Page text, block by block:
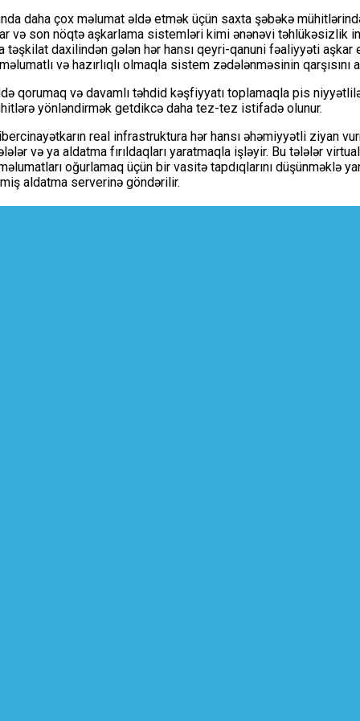
daha çox məlumat əldə etmək üçün saxta şəbəkə
və son nöqtə aşkarlama sistemləri kimi ənənəvi təhlükəsizlik
daxilindən gələn hər hansı qeyri-qanuni fəaliyyəti
və hazırlıqlı olmaqla sistem zədələnməsinin qarşısını
qorumaq və davamlı təhdid kəşfiyyatı toplamaqla pis
yönləndirmək getdikcə daha tez-tez istifadə olunur.
real infrastruktura hər hansı əhəmiyyətli ziyan
və ya aldatma fırıldaqları yaratmaqla işləyir. Bu tələlər
oğurlamaq üçün bir vasitə tapdıqlarını düşünməklə
aldatma serverinə göndərilir.